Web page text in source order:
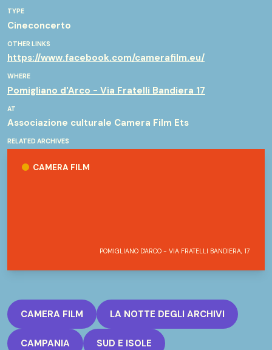
TYPE
Cineconcerto
OTHER LINKS
https://www.facebook.com/camerafilm.eu/
WHERE
Pomigliano d'Arco - Via Fratelli Bandiera 17
AT
Associazione culturale Camera Film Ets
RELATED ARCHIVES
CAMERA FILM
POMIGLIANO D'ARCO - VIA FRATELLI BANDIERA, 17
CAMERA FILM LA NOTTE DEGLI ARCHIVI
CAMPANIA SUD E ISOLE